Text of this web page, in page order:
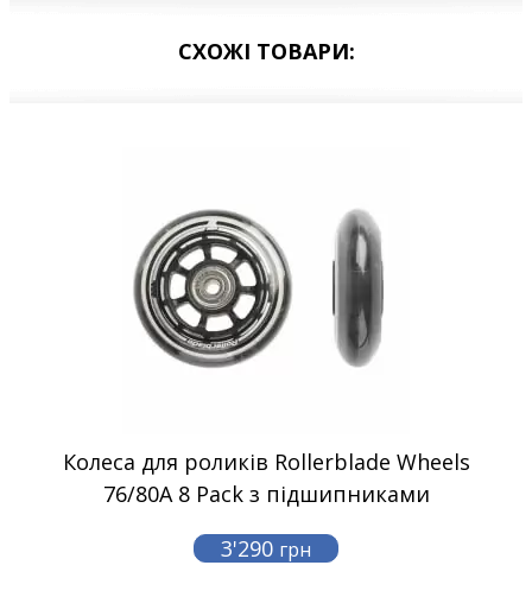
СХОЖІ ТОВАРИ:
Колеса для роликів Rollerblade Wheels
76/80A 8 Pack з підшипниками
3'290 грн